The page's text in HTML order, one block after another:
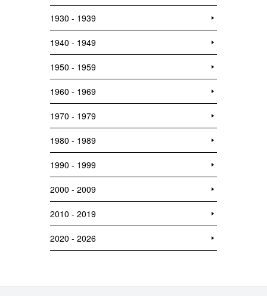
1930 - 1939
1940 - 1949
1950 - 1959
1960 - 1969
1970 - 1979
1980 - 1989
1990 - 1999
2000 - 2009
2010 - 2019
2020 - 2026